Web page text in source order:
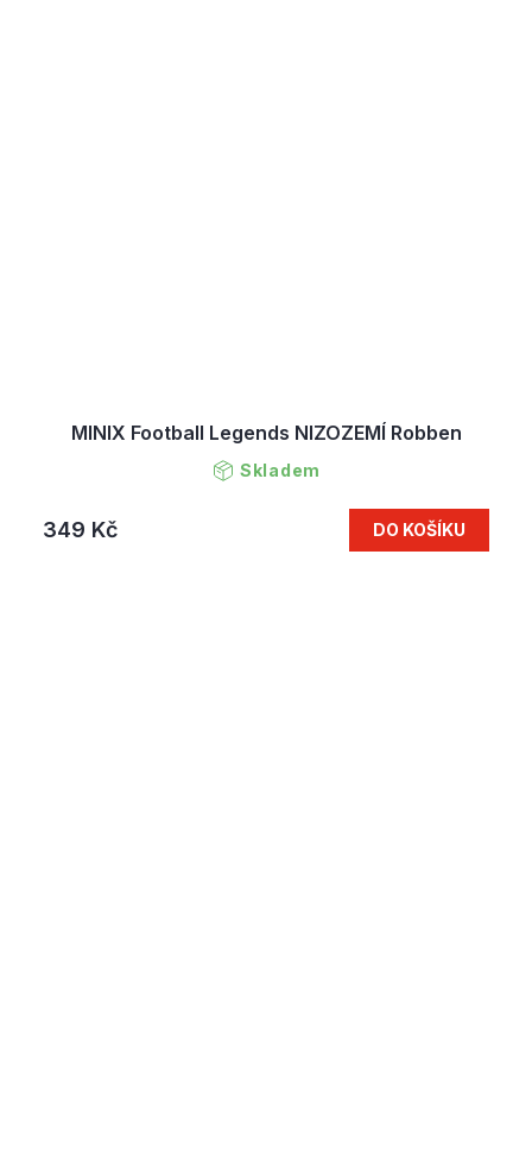
MINIX Football Legends NIZOZEMÍ Robben
Skladem
349 Kč DO KOŠÍKU